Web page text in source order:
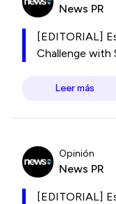
News PR
[EDITORIAL]
Challenge with
Leer más
Opinión
News PR
[EDITORIAL]